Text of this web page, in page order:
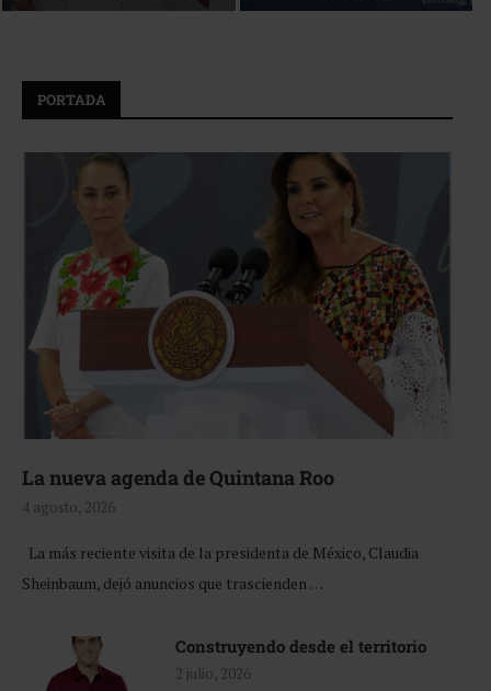
PORTADA
La nueva agenda de Quintana Roo
4 agosto, 2026
La más reciente visita de la presidenta de México, Claudia
Sheinbaum, dejó anuncios que trascienden …
Construyendo desde el territorio
2 julio, 2026